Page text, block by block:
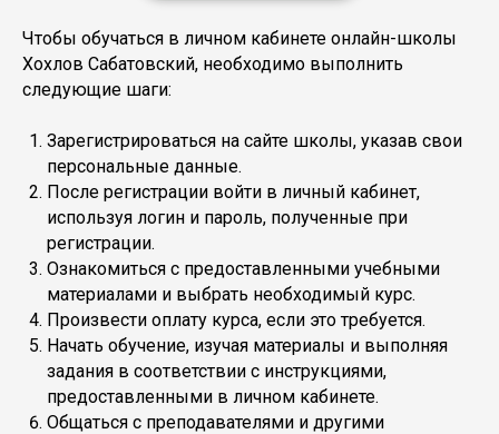
Чтобы обучаться в личном кабинете онлайн-школы
Хохлов Сабатовский, необходимо выполнить
следующие шаги:
Зарегистрироваться на сайте школы, указав свои
персональные данные.
После регистрации войти в личный кабинет,
используя логин и пароль, полученные при
регистрации.
Ознакомиться с предоставленными учебными
материалами и выбрать необходимый курс.
Произвести оплату курса, если это требуется.
Начать обучение, изучая материалы и выполняя
задания в соответствии с инструкциями,
предоставленными в личном кабинете.
Общаться с преподавателями и другими